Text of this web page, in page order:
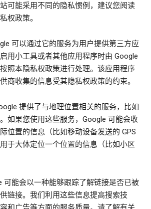
可能采用不同的隐私惯例，建议您阅读
权政策。
可以通过它的服务为用户提供第三方应
用小工具或者其他应用程序时由 Google
照本隐私权政策进行处理。该应用程序
商收集的信息受其隐私权政策的约束。
提供了与地理位置相关的服务，比如
如果您使用这些服务，Google 可能会收
位置的信息（比如移动设备发送的 GPS
于大体定位一个位置的信息（比如小区
可能会以一种能够跟踪了解链接是否已被
链接。我们利用这些信息提高搜索技